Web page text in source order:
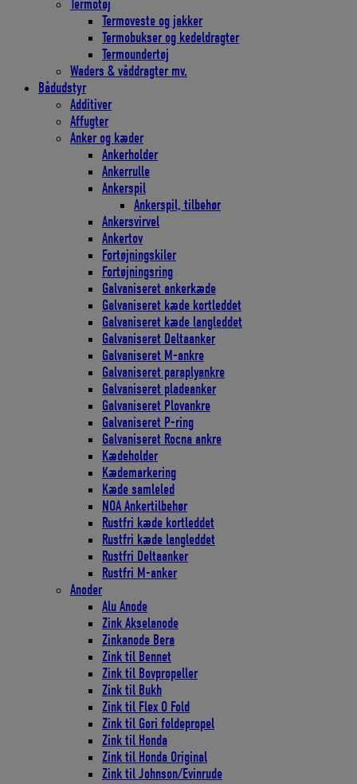
Termotøj
Termoveste og jakker
Termobukser og kedeldragter
Termoundertøj
Waders & våddragter mv.
Bådudstyr
Additiver
Affugter
Anker og kæder
Ankerholder
Ankerrulle
Ankerspil
Ankerspil, tilbehør
Ankersvirvel
Ankertov
Fortøjningskiler
Fortøjningsring
Galvaniseret ankerkæde
Galvaniseret kæde kortleddet
Galvaniseret kæde langleddet
Galvaniseret Deltaanker
Galvaniseret M-ankre
Galvaniseret paraplyankre
Galvaniseret pladeanker
Galvaniseret Plovankre
Galvaniseret P-ring
Galvaniseret Rocna ankre
Kædeholder
Kædemarkering
Kæde samleled
NOA Ankertilbehør
Rustfri kæde kortleddet
Rustfri kæde langleddet
Rustfri Deltaanker
Rustfri M-anker
Anoder
Alu Anode
Zink Akselanode
Zinkanode Bera
Zink til Bennet
Zink til Bovpropeller
Zink til Bukh
Zink til Flex O Fold
Zink til Gori foldepropel
Zink til Honda
Zink til Honda Original
Zink til Johnson/Evinrude